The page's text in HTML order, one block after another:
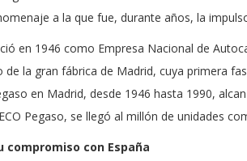
a la que fue, durante años, la
en 1946 como Empresa Nacional de
de la gran fábrica de Madrid, cuya primera
en Madrid, desde 1946 hasta 1990,
Pegaso, se llegó al millón de unidades
compromiso con España